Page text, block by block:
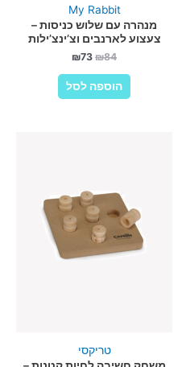
My Rabbit
מנהרה עם שלוש כניסות –
צעצוע לארנבים וצ’ינצ’ילות
₪84
המחיר
היה:
₪73
המחיר
הוא:
₪73.
הוספה לסל
טריקסי